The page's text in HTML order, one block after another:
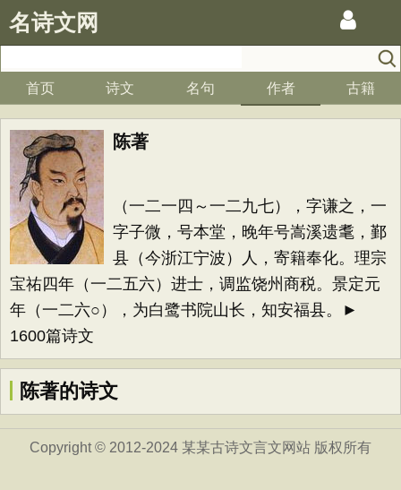
名诗文网
首页 诗文 名句 作者 古籍
陈著
（一二一四～一二九七），字谦之，一
字子微，号本堂，晚年号嵩溪遗耄，鄞
县（今浙江宁波）人，寄籍奉化。理宗
宝祐四年（一二五六）进士，调监饶州商税。景定元
年（一二六○），为白鹭书院山长，知安福县。►
1600篇诗文
陈著的诗文
Copyright © 2012-2024 某某古诗文言文网站 版权所有